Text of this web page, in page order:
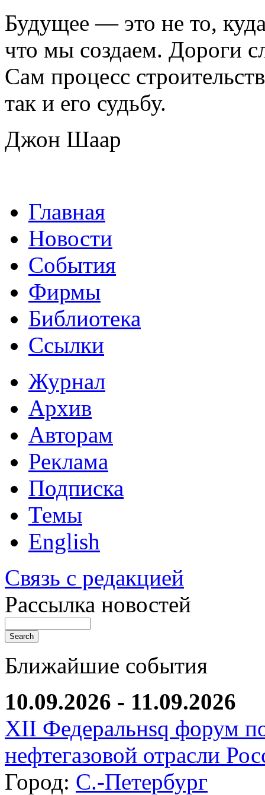
Будущее — это не то,
что мы создаем. Дороги
Сам процесс
так и его судьбу.
Джон Шаар
Главная
Новости
События
Фирмы
Библиотека
Ссылки
Журнал
Архив
Авторам
Реклама
Подписка
Темы
English
Связь с редакцией
Рассылка новостей
Ближайшие события
10.09.2026 - 11.09.2026
XII Федеральнsq форум
нефтегазовой отрасли
Город: С.-Петербург